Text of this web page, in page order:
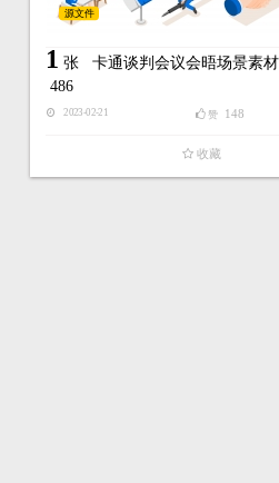
源文件
1 张 卡通谈判会议会晤场景素
486
2023-02-21 赞 148
收藏